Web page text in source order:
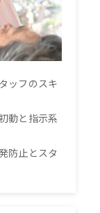
ッフのスキ
動と指示系
防止とスタ